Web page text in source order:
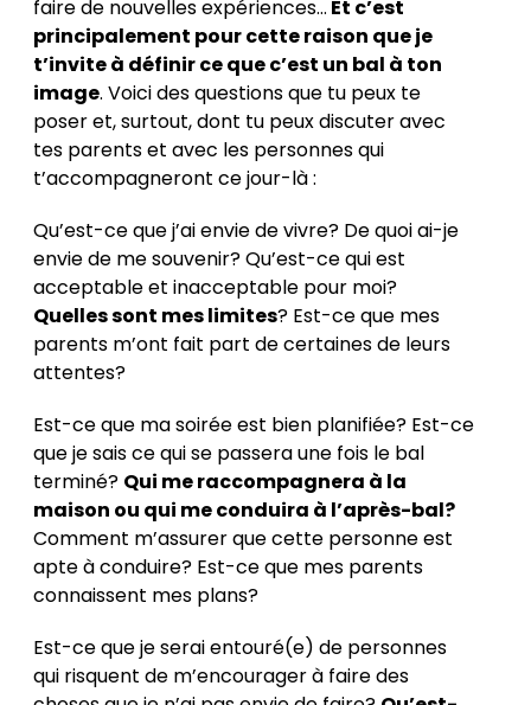
faire de nouvelles expériences… Et c’est
principalement pour cette raison que je
t’invite à définir ce que c’est un bal à ton
image. Voici des questions que tu peux te
poser et, surtout, dont tu peux discuter avec
tes parents et avec les personnes qui
t’accompagneront ce jour-là :
Qu’est-ce que j’ai envie de vivre? De quoi ai-je
envie de me souvenir? Qu’est-ce qui est
acceptable et inacceptable pour moi?
Quelles sont mes limites? Est-ce que mes
parents m’ont fait part de certaines de leurs
attentes?
Est-ce que ma soirée est bien planifiée? Est-ce
que je sais ce qui se passera une fois le bal
terminé? Qui me raccompagnera à la
maison ou qui me conduira à l’après-bal?
Comment m’assurer que cette personne est
apte à conduire? Est-ce que mes parents
connaissent mes plans?
Est-ce que je serai entouré(e) de personnes
qui risquent de m’encourager à faire des